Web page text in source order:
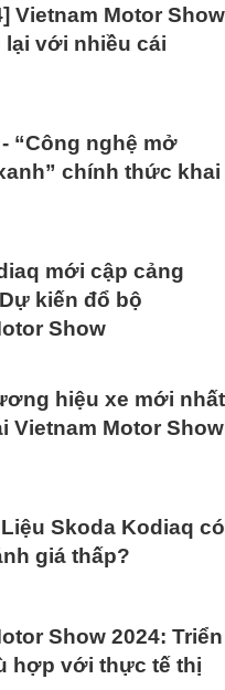
Vietnam Motor Show
lại với nhiều cái
“Công nghệ mở
chính thức khai
mới cập cảng
kiến đổ bộ
Show
hiệu xe mới nhất
Vietnam Motor Show
Skoda Kodiaq có
giá thấp?
Show 2024: Triển
hợp với thực tế thị